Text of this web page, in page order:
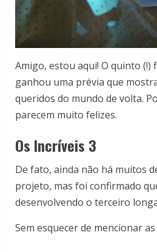
Amigo, estou aqui! O quinto (!)
ganhou uma prévia que
queridos do mundo de volta.
parecem muito felizes.
Os Incríveis 3
De fato, ainda não há muitos
projeto, mas foi confirmado
desenvolvendo o terceiro
Sem esquecer de mencionar